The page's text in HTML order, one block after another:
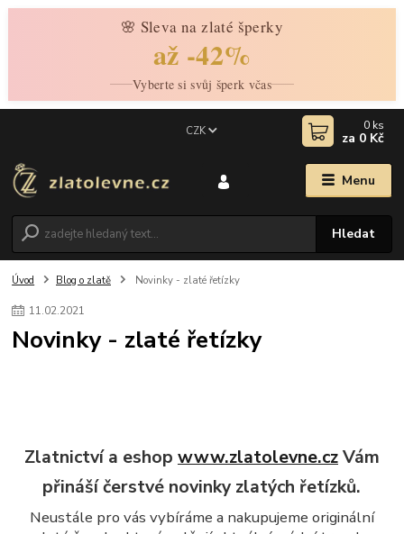
🌸 Sleva na zlaté šperky
až -42%
Vyberte si svůj šperk včas
Menu
CZK
Hledat
0 ks
za 0 Kč
Úvod Blog o zlatě Novinky - zlaté řetízky
11.02.2021
Novinky - zlaté řetízky
Zlatnictví a eshop www.zlatolevne.czVám
přináší čerstvé novinky zlatých řetízků.
Neustále pro vás vybíráme a nakupujeme originální